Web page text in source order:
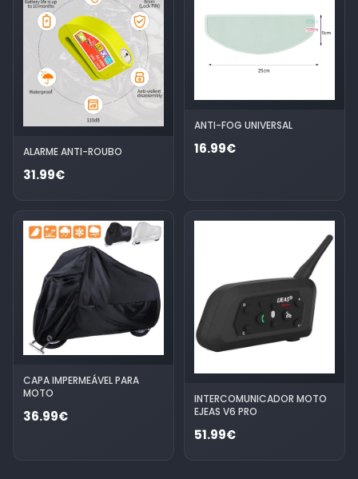
ALARME ANTI-ROUBO
31.99€
ANTI-FOG UNIVERSAL
16.99€
CAPA IMPERMEÁVEL PARA
MOTO
36.99€
INTERCOMUNICADOR MOTO
EJEAS V6 PRO
51.99€